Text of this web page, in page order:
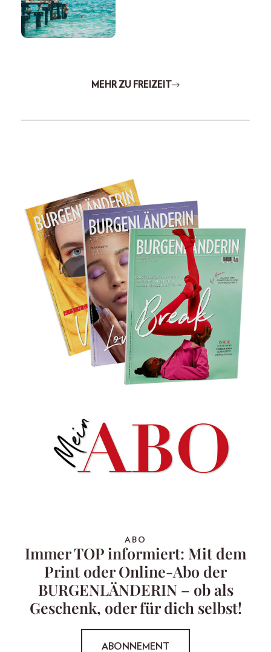
MEHR ZU FREIZEIT
ABO
Immer TOP informiert: Mit dem
Print oder Online-Abo der
BURGENLÄNDERIN – ob als
Geschenk, oder für dich selbst!
ABONNEMENT